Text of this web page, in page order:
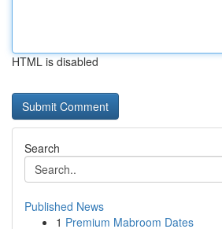
HTML is disabled
Search
Published News
1 Premium Mabroom Dates